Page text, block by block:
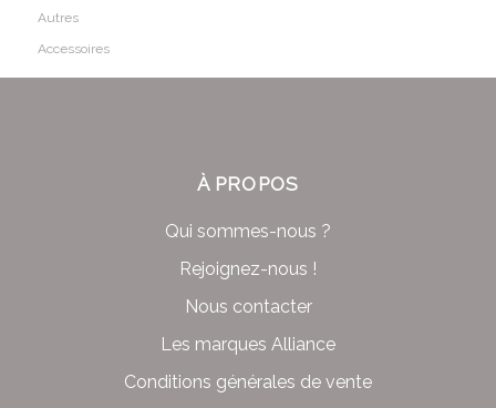
Autres
Accessoires
À PROPOS
Qui sommes-nous ?
Rejoignez-nous !
Nous contacter
Les marques Alliance
Conditions générales de vente